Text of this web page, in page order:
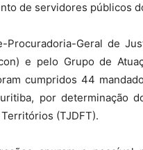
de servidores públicos
Procuradoria-Geral de
e pelo Grupo de
cumpridos 44
por determinação
(TJDFT).